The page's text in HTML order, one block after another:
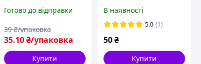
Готово до відправки
35.10 ₴/упаковка
39 ₴/упаковка
Купити
В наявності
5.0 (1)
50₴
Купити